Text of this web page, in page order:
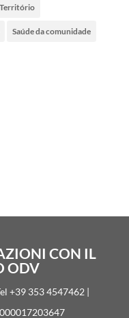
Saúde da comunidade
CON IL
ODV
+39 353 4547462 |